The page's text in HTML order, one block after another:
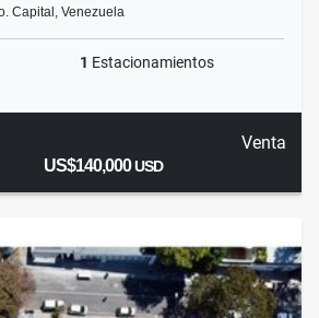
Capital, Venezuela
1 Estacionamientos
Venta
US$140,000USD